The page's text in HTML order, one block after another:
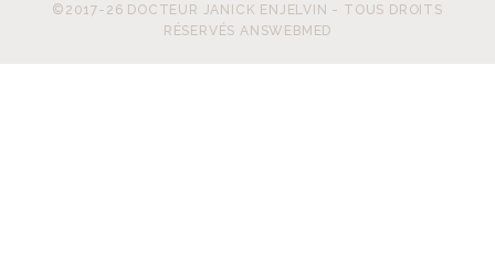
©2017-26 DOCTEUR JANICK ENJELVIN - TOUS DROITS
RÉSERVÉS ANSWEBMED